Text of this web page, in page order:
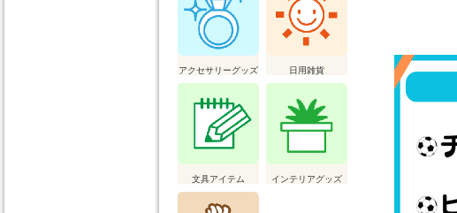
アクセサリーグッズ 日用雑貨
文具アイテム インテリアグッズ